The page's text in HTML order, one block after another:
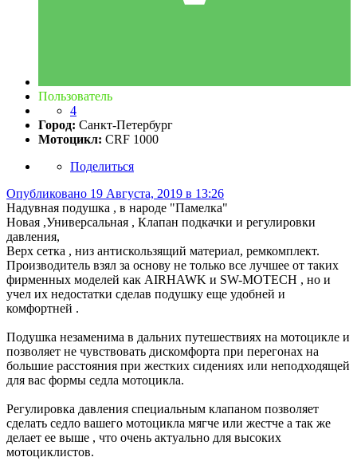
Пользователь
4
Город: Санкт-Петербург
Мотоцикл: CRF 1000
Поделиться
Опубликовано 19 Августа, 2019 в 13:26
Надувная подушка , в народе "Памелка"
Новая ,Универсальная , Клапан подкачки и регулировки
давления,
Верх сетка , низ антискользящий материал, ремкомплект.
Производитель взял за основу не только все лучшее от таких
фирменных моделей как AIRHAWK и SW-MOTECH , но и
учел их недостатки сделав подушку еще удобней и
комфортней .
Подушка незаменима в дальних путешествиях на мотоцикле и
позволяет не чувствовать дискомфорта при перегонах на
большие расстояния при жестких сидениях или неподходящей
для вас формы седла мотоцикла.
Регулировка давления специальным клапаном позволяет
сделать седло вашего мотоцикла мягче или жестче а так же
делает ее выше , что очень актуально для высоких
мотоциклистов.